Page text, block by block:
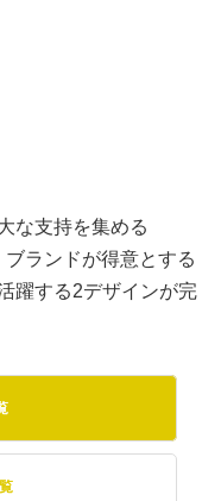
な支持を集める
ブランドが得意とする
躍する2デザインが完